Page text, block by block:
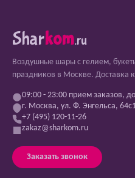
Sharkom.ru
Воздушные шары с гелием,
праздников в Москве. Доставка
09:00 - 23:00 прием заказов,
г. Москва, ул. Ф. Энгельса,
+7 (495) 120-11-26
zakaz@sharkom.ru
Заказать звонок